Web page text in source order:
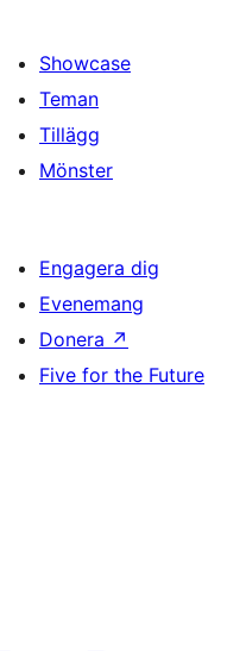
Showcase
Teman
Tillägg
Mönster
Engagera dig
Evenemang
Donera ↗
Five for the Future